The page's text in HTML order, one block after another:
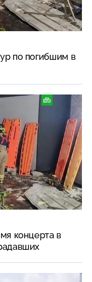
по погибшим в
концерта в